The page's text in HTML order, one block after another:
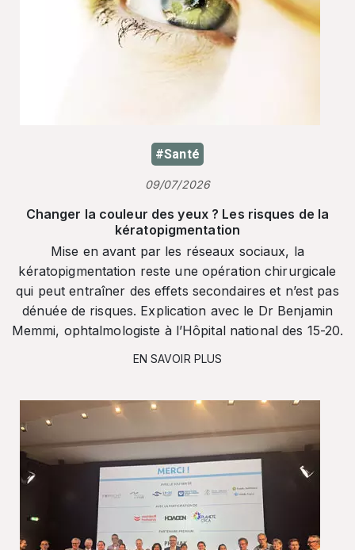
#Santé
09/07/2026
Changer la couleur des yeux ? Les risques de la
kératopigmentation
Mise en avant par les réseaux sociaux, la
kératopigmentation reste une opération chirurgicale
qui peut entraîner des effets secondaires et n’est pas
dénuée de risques. Explication avec le Dr Benjamin
Memmi, ophtalmologiste à l’Hôpital national des 15-20.
EN SAVOIR PLUS